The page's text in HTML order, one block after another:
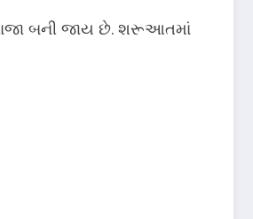
બની જાય છે. શરૂઆતમાં